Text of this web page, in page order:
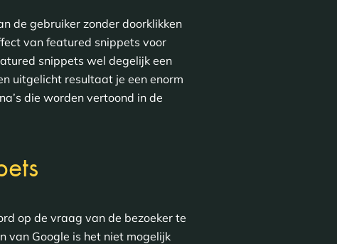
de gebruiker zonder doorklikken
van featured snippets voor
snippets wel degelijk een
uitgelicht resultaat je een enorm
die worden vertoond in de
op de vraag van de bezoeker te
van Google is het niet mogelijk